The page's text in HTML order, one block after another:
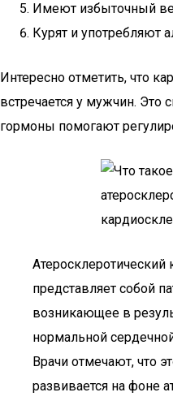
Имеют избыточный
Курят и употребляют
Интересно отметить, что
встречается у мужчин. Это
гормоны помогают
Атеросклеротический
представляет собой
возникающее в
нормальной
Врачи отмечают, что
развивается на фоне